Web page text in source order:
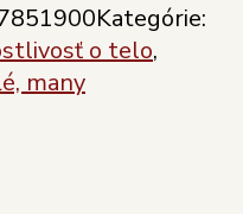
Kategórie:
o telo,
many